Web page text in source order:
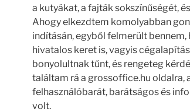
a kutyákat, a fajták sokszínűségét,
Ahogy elkezdtem komolyabban
indításán, egyből felmerült bennem,
hivatalos keret is, vagyis
bonyolultnak tűnt, és rengeteg
találtam rá a grossoffice.hu
felhasználóbarát, barátságos és
volt.